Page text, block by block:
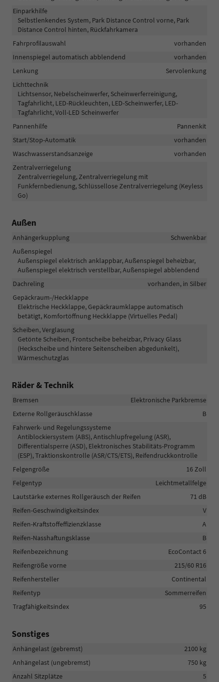
Einparkhilfe
Selbstlenkendes System, Park Distance Control vorne, Park
Distance Control hinten, Rückfahrkamera
Fahrprofilauswahl
vorhanden
Innenspiegel automatisch abblendend
vorhanden
Lenkung
Servolenkung
Lichttechnik
Lichtsensor, Nebelscheinwerfer, Scheinwerferreinigung,
Tagfahrlicht, LED-Rückleuchten, LED-Scheinwerfer, LED-
Tagfahrlicht, Voll-LED Scheinwerfer
Pannenhilfe
Pannenkit
Start/Stop-Automatik
vorhanden
Waschwasserstandsanzeige
vorhanden
Zentralverriegelung
Zentralverriegelung, Zentralverriegelung mit
Funkfernbedienung, Schlüssellose Zentralverriegelung (Keyless
Go)
Außen
Anhängerkupplung
Schwenkbar
Außenspiegel
Außenspiegel elektrisch anklappbar, Außenspiegel beheizbar,
Außenspiegel elektrisch verstellbar, Außenspiegel abblendend
Dachreling
vorhanden, in Silber
Gepäckraum-/Heckklappe
Elektrische Heckklappe, Gepäckraumklappe automatisch
betätigt, Komfortöffnung Heckklappe (Virtuelles Pedal)
Scheiben, Verglasung
Getönte Scheiben, Frontscheibe beheizbar, Privacy Glass
(Heckscheibe und hintere Seitenscheiben abgedunkelt),
Wärmeschutzglas
Räder & Technik
Bremsen
Elektronische Parkbremse
Externe Rollgeräuschklasse
B
Fahrwerk- und Regelungssysteme
Antiblockiersystem (ABS), Antischlupfregelung (ASR),
Differentialsperre (ASD), Elektronisches Stabilitäts-Programm
(ESP), Traktionskontrolle (ASR/CTS/ETS), Reifendruckkontrolle
Felgengröße
16 Zoll
Felgentyp
Leichtmetallfelge
Lautstärke externes Rollgeräusch der Reifen
71 dB
Reifen-Geschwindigkeitsindex
V
Reifen-Kraftstoffeffizienzklasse
A
Reifen-Nasshaftungsklasse
B
Reifenbezeichnung
EcoContact 6
Reifengröße vorne
215/60 R16
Reifenhersteller
Continental
Reifentyp
Sommerreifen
Tragfähigkeitsindex
95
Sonstiges
Anhängelast (gebremst)
2100 kg
Anhängelast (ungebremst)
750 kg
Anzahl Sitzplätze
5